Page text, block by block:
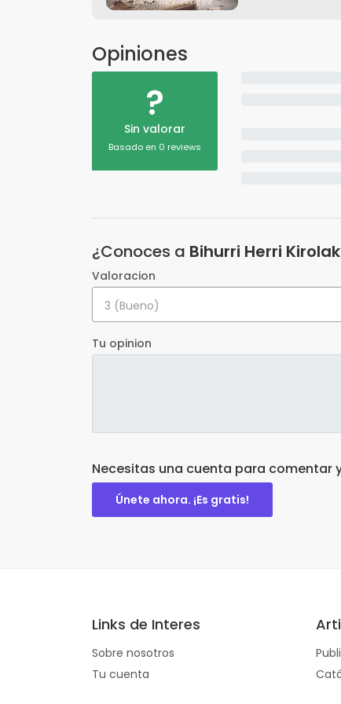
Opiniones
?
Sin valorar
Basado en 0 reviews
¿Conoces a Bihurri Herri Kirolak
Valoracion
3 (Bueno)
Tu opinion
Necesitas una cuenta para comentar
Únete ahora. ¡Es gratis!
Links de Interes
Sobre nosotros
Tu cuenta